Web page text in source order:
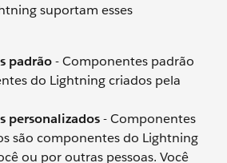
suportam esses
padrão- Componentes padrão
do Lightning criados pela
personalizados- Componentes
são componentes do Lightning
ou por outras pessoas. Você